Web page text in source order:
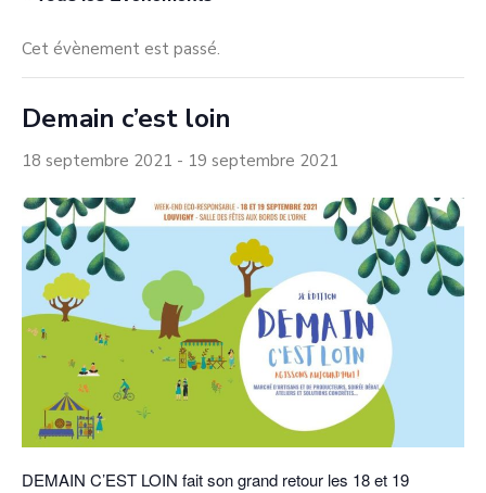
Cet évènement est passé.
Demain c’est loin
18 septembre 2021 - 19 septembre 2021
DEMAIN C’EST LOIN fait son grand retour les 18 et 19